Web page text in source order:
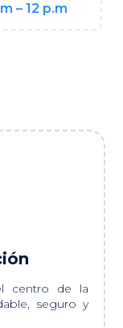
– 12 p.m
centro de la
seguro y